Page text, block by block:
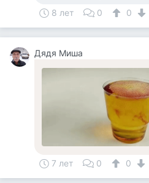
8 лет 0 0
Дядя Миша
7 лет 0 0